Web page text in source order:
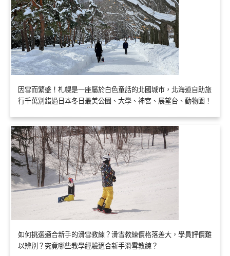
因雪而繁盛！札幌是一座屬於白色童話的北國城市，北海道自助旅
行千萬別錯過日本冬日最美公園、大學、神宮、展望台、動物園！
如何挑選適合新手的滑雪教練？滑雪教練價格落差大，學員評價難
以辨別？究竟哪些教學經驗適合新手滑雪教練？